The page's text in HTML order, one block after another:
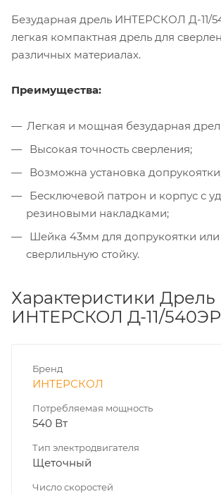
Безударная дрель ИНТЕРСКОЛ Д-11/
легкая компактная дрель для
различных материалах.
Преимущества:
Легкая и мощная безударная
Высокая точность сверления;
Возможна установка
Бесключевой патрон и корпус с
резиновыми накладками;
Шейка 43мм для допрукоятки или
сверлильную стойку.
Характеристики Дрель
ИНТЕРСКОЛ Д-11/540ЭР
Бренд
ИНТЕРСКОЛ
Потребляемая мощность
540 Вт
Тип электродвигателя
Щеточный
Число скоростей